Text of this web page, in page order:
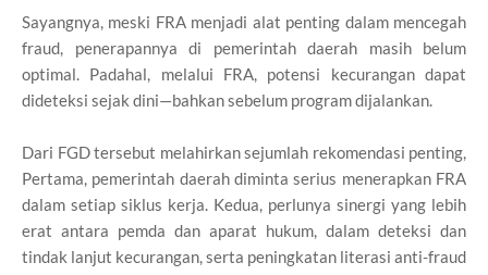
Sayangnya, meski FRA menjadi alat penting dalam mencegah
fraud, penerapannya di pemerintah daerah masih belum
optimal. Padahal, melalui FRA, potensi kecurangan dapat
dideteksi sejak dini—bahkan sebelum program dijalankan.
Dari FGD tersebut melahirkan sejumlah rekomendasi penting,
Pertama, pemerintah daerah diminta serius menerapkan FRA
dalam setiap siklus kerja. Kedua, perlunya sinergi yang lebih
erat antara pemda dan aparat hukum, dalam deteksi dan
tindak lanjut kecurangan, serta peningkatan literasi anti-fraud